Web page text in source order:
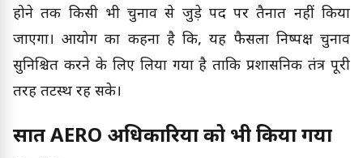
होने तक किसी भी चुनाव से जुड़े पद पर तैनात नहीं किया
जाएगा। आयोग का कहना है कि, यह फैसला निष्पक्ष चुनाव
सुनिश्चित करने के लिए लिया गया है ताकि प्रशासनिक तंत्र पूरी
तरह तटस्थ रह सके।
सात AERO अधिकारियों को भी किया गया